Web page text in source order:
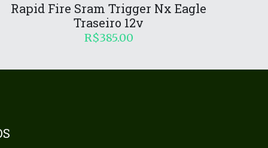
Rapid Fire Sram Trigger Nx Eagle
Traseiro 12v
R$385.00